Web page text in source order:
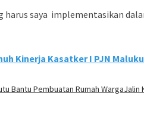
harus saya implementasikan
Kinerja Kasatker I PJN
Bantu Pembuatan Rumah WargaJalin